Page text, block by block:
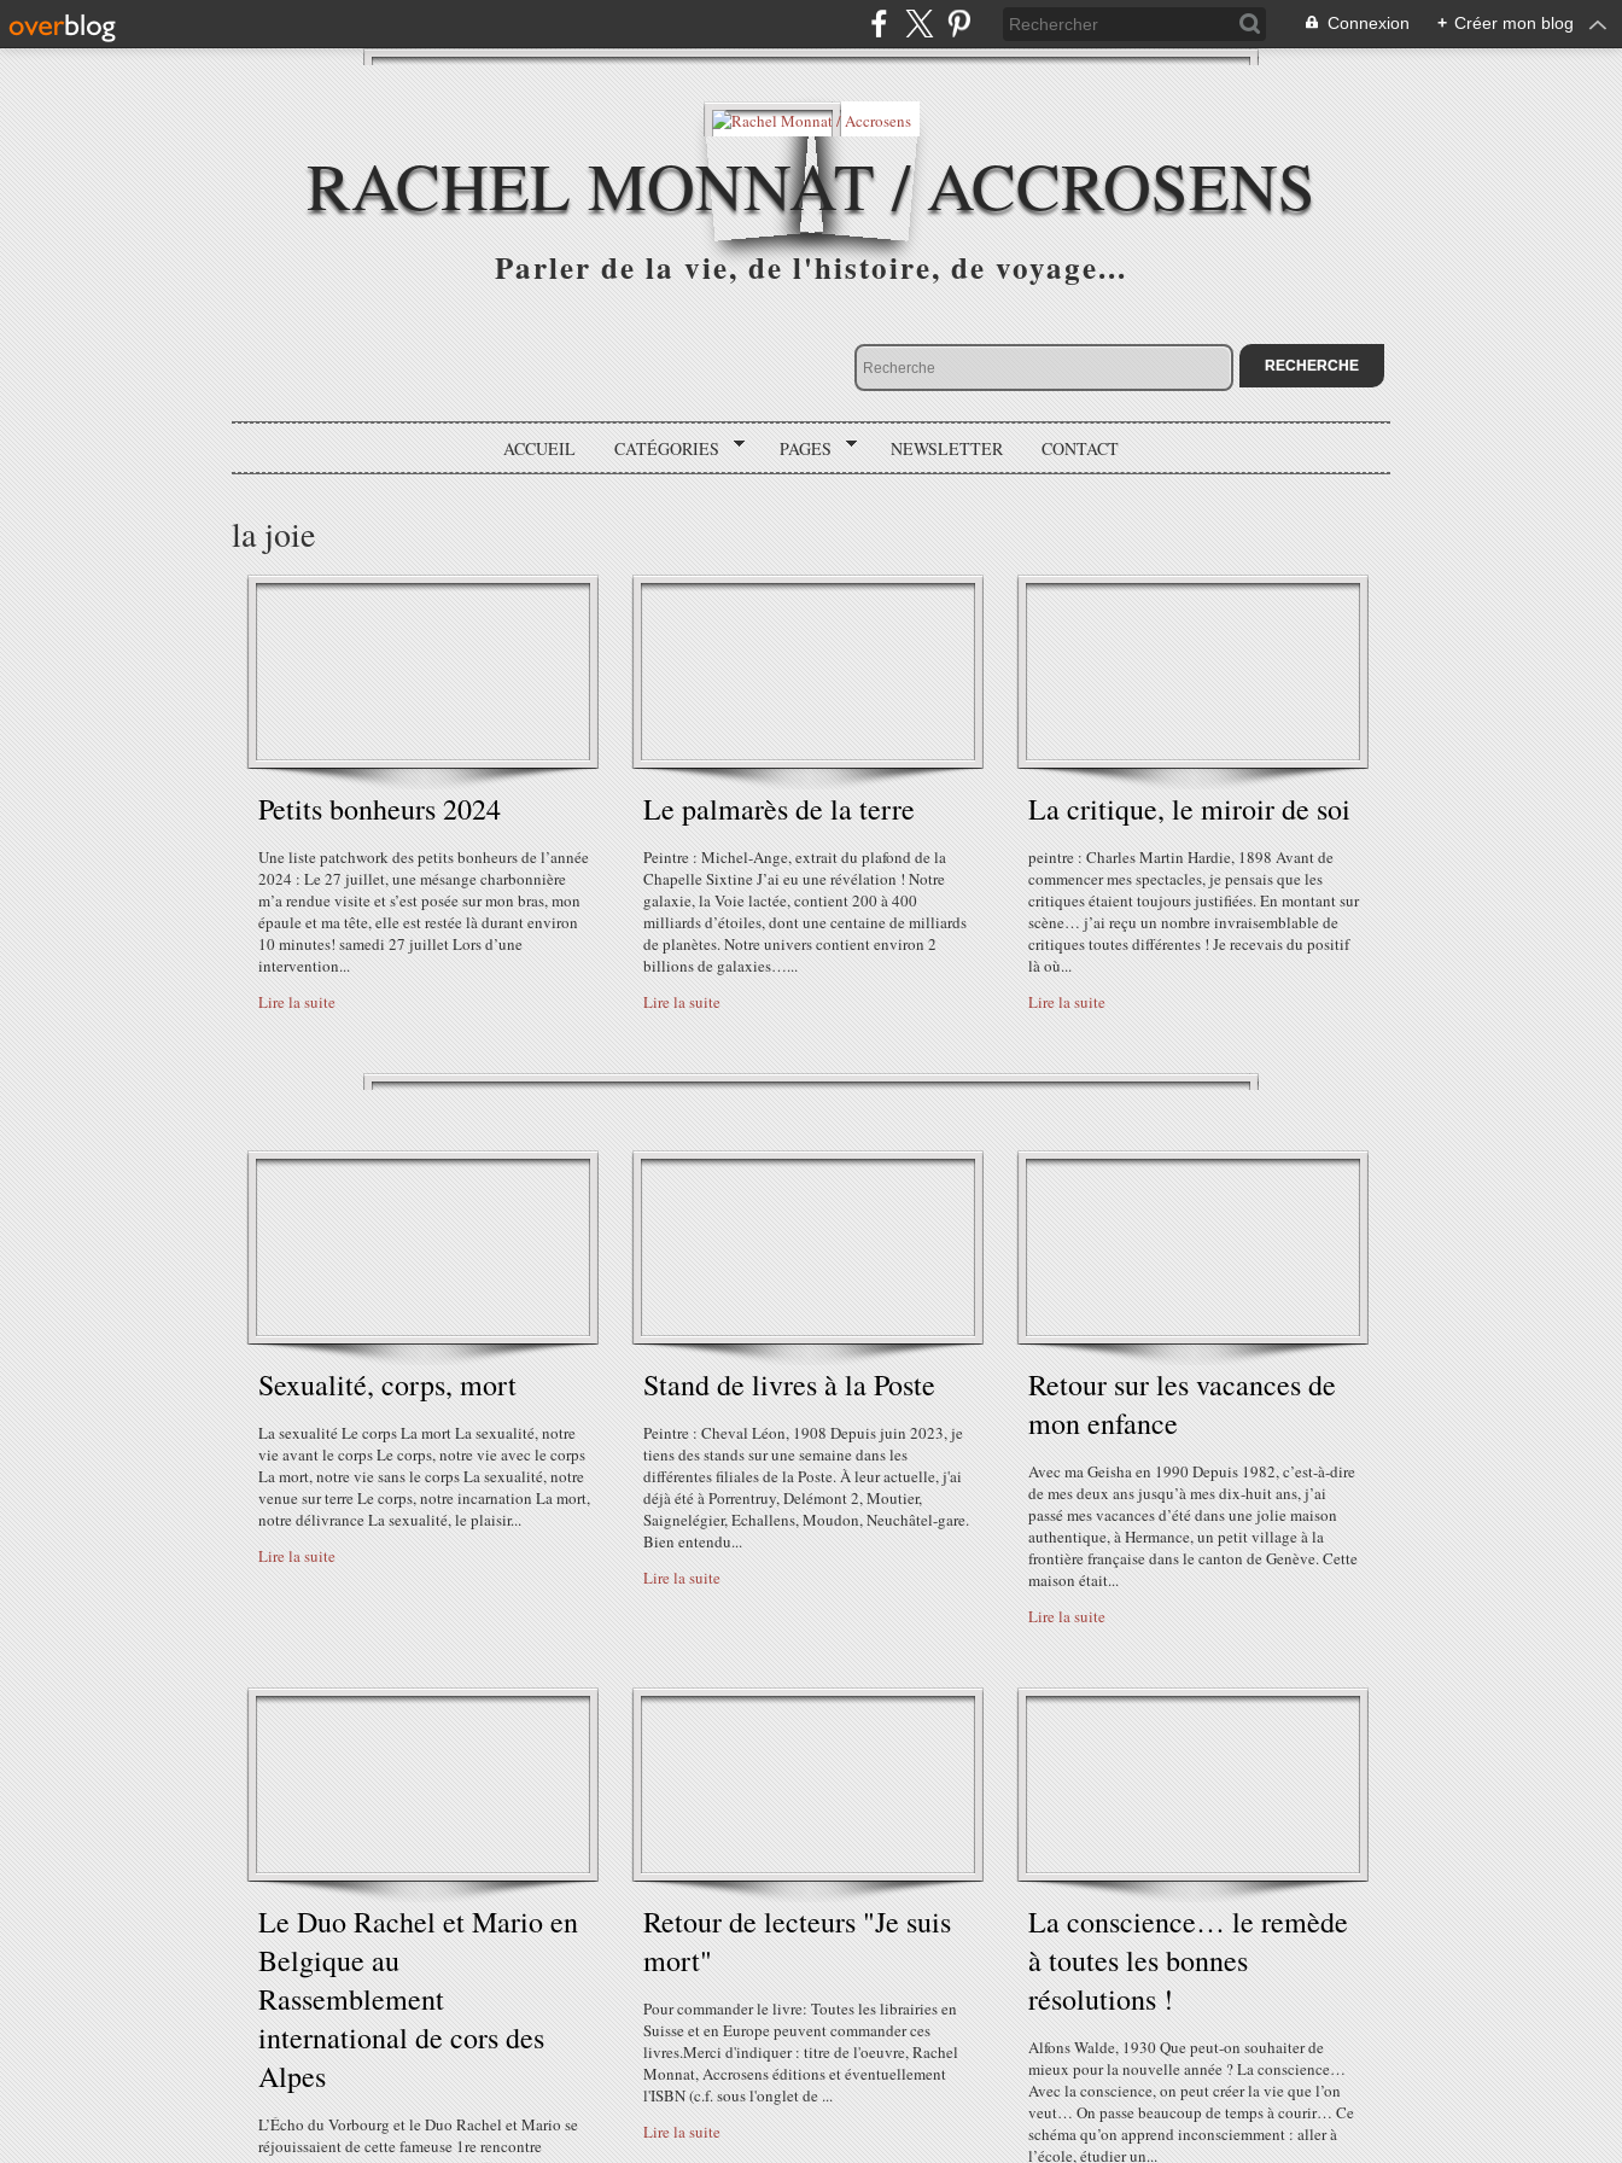
Connexion + Créer mon blog
RACHEL MONNAT / ACCROSENS
Parler de la vie, de l'histoire, de voyage...
ACCUEIL CATÉGORIES PAGES NEWSLETTER CONTACT
la joie
Petits bonheurs 2024
Une liste patchwork des petits bonheurs de l’année
2024 : Le 27 juillet, une mésange charbonnière
m’a rendue visite et s’est posée sur mon bras, mon
épaule et ma tête, elle est restée là durant environ
10 minutes! samedi 27 juillet Lors d’une
intervention...
Lire la suite
Le palmarès de la terre
Peintre : Michel-Ange, extrait du plafond de la
Chapelle Sixtine J’ai eu une révélation ! Notre
galaxie, la Voie lactée, contient 200 à 400
milliards d’étoiles, dont une centaine de milliards
de planètes. Notre univers contient environ 2
billions de galaxies…...
Lire la suite
La critique, le miroir de soi
peintre : Charles Martin Hardie, 1898 Avant de
commencer mes spectacles, je pensais que les
critiques étaient toujours justifiées. En montant sur
scène… j’ai reçu un nombre invraisemblable de
critiques toutes différentes ! Je recevais du positif
là où...
Lire la suite
Sexualité, corps, mort
La sexualité Le corps La mort La sexualité, notre
vie avant le corps Le corps, notre vie avec le corps
La mort, notre vie sans le corps La sexualité, notre
venue sur terre Le corps, notre incarnation La mort,
notre délivrance La sexualité, le plaisir...
Lire la suite
Stand de livres à la Poste
Peintre : Cheval Léon, 1908 Depuis juin 2023, je
tiens des stands sur une semaine dans les
différentes filiales de la Poste. À leur actuelle, j'ai
déjà été à Porrentruy, Delémont 2, Moutier,
Saignelégier, Echallens, Moudon, Neuchâtel-gare.
Bien entendu...
Lire la suite
Retour sur les vacances de
mon enfance
Avec ma Geisha en 1990 Depuis 1982, c’est-à-dire
de mes deux ans jusqu’à mes dix-huit ans, j’ai
passé mes vacances d’été dans une jolie maison
authentique, à Hermance, un petit village à la
frontière française dans le canton de Genève. Cette
maison était...
Lire la suite
Le Duo Rachel et Mario en
Belgique au
Rassemblement
international de cors des
Alpes
L’Écho du Vorbourg et le Duo Rachel et Mario se
réjouissaient de cette fameuse 1re rencontre
Retour de lecteurs "Je suis
mort"
Pour commander le livre: Toutes les librairies en
Suisse et en Europe peuvent commander ces
livres.Merci d'indiquer : titre de l'oeuvre, Rachel
Monnat, Accrosens éditions et éventuellement
l'ISBN (c.f. sous l'onglet de ...
Lire la suite
La conscience… le remède
à toutes les bonnes
résolutions !
Alfons Walde, 1930 Que peut-on souhaiter de
mieux pour la nouvelle année ? La conscience…
Avec la conscience, on peut créer la vie que l’on
veut… On passe beaucoup de temps à courir… Ce
schéma qu’on apprend inconsciemment : aller à
l’école, étudier un...